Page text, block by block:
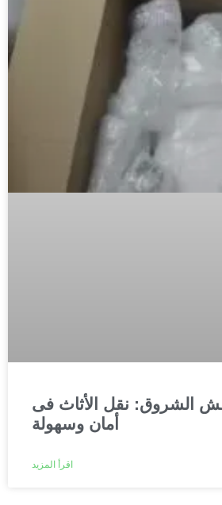
الشروق: نقل الأثاث فى
أمان وسهولة
اقرأ المزيد